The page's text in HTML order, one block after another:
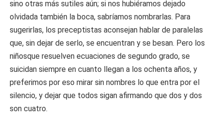
sino otras más sutiles aún; si nos hubiéramos dejado
olvidada también la boca, sabríamos nombrarlas. Para
sugerirlas, los preceptistas aconsejan hablar de paralelas
que, sin dejar de serlo, se encuentran y se besan. Pero los
niñosque resuelven ecuaciones de segundo grado, se
suicidan siempre en cuanto llegan a los ochenta años, y
preferimos por eso mirar sin nombres lo que entra por el
silencio, y dejar que todos sigan afirmando que dos y dos
son cuatro.